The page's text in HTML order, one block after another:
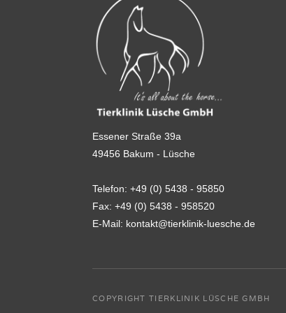
Essener Straße 39a
49456 Bakum - Lüsche
Telefon: +49 (0) 5438 - 95850
Fax: +49 (0) 5438 - 958520
E-Mail: kontakt@tierklinik-luesche.de
COPYRIGHT TIERKLINIK LÜSCHE GMBH